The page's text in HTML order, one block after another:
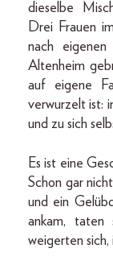
dieselbe
Drei Frauen
nach
Altenheim
auf eigene
verwurzelt ist:
und zu sich
Es ist eine
Schon gar
und ein
ankam, taten
weigerten